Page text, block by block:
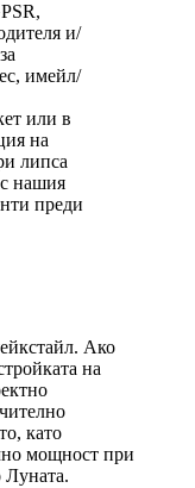
и/
имейл/
или в
на
липса
нашия
преди
Ако
на
като
мощност при
Луната.